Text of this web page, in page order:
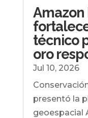
Amazon
técnico
oro
Jul 10, 2026
presentó la
geoespacial